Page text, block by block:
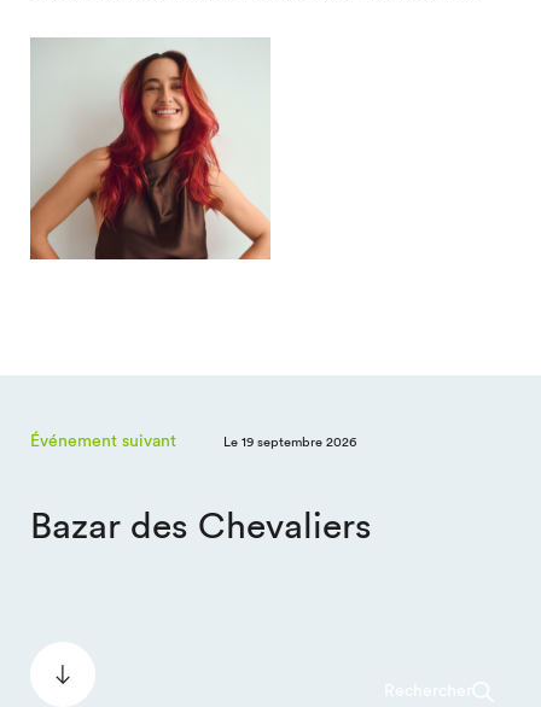
Rechercher
Événement suivant Le 19 septembre 2026
Bazar des Chevaliers